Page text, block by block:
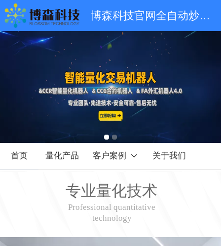
博森科技官网全自动炒币量化机器人-CCR智能量化机器人-量化软件人工智能-CCG合约机器人
首页 量化产品 客户案例 关于我们
专业量化技术
Professional quantitative
technology